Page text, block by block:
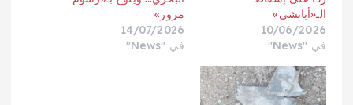
الـ«أباتشي»
10/06/2026
في "News"
مرور»
14/07/2026
في "News"